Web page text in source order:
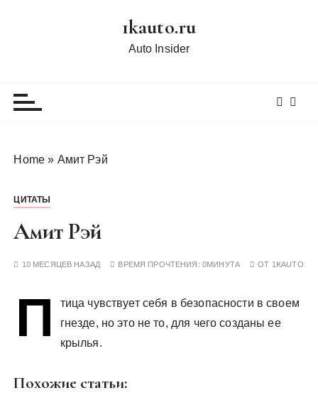
1kauto.ru
Auto Insider
Home » Амит Рэй
ЦИТАТЫ
Амит Рэй
10 МЕСЯЦЕВ НАЗАД ВРЕМЯ ПРОЧТЕНИЯ: 0МИНУТА ОТ 1KAUTO
П
тица чувствует себя в безопасности в своем
гнезде, но это не то, для чего созданы ее
крылья.
Похожие статьи: